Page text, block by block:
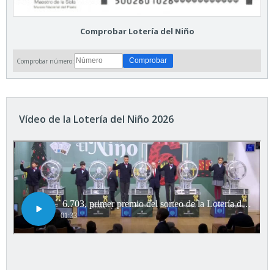
Comprobar Lotería del Niño
Comprobar número:
Vídeo de la Lotería del Niño 2026